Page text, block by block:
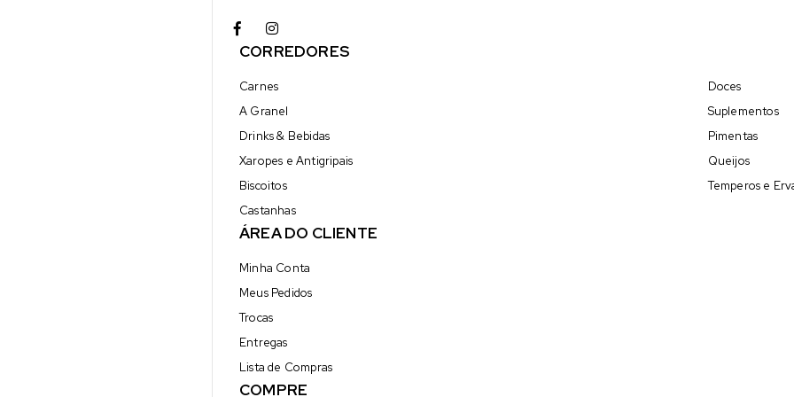
CORREDORES
Carnes
A Granel
Drinks & Bebidas
Xaropes e Antigripais
Biscoitos
Castanhas
Doces
Suplementos
Pimentas
Queijos
Temperos e
ÁREA DO CLIENTE
Minha Conta
Meus Pedidos
Trocas
Entregas
Lista de Compras
COMPRE